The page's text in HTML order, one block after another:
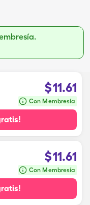
$11.61
Con Membresía
$11.61
Con Membresía